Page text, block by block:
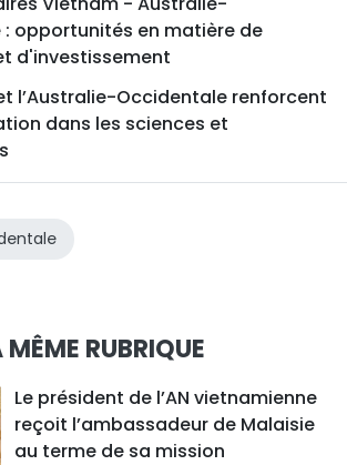
opportunités en matière de
d'investissement
l’Australie-Occidentale renforcent
dans les sciences et
RUBRIQUE
Le président de l’AN vietnamienne
reçoit l’ambassadeur de Malaisie
au terme de sa mission